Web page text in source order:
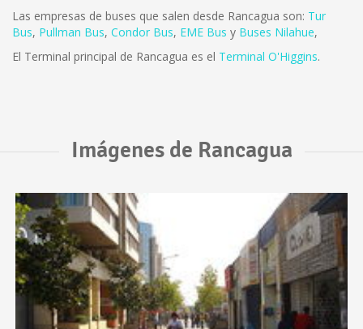
Las empresas de buses que salen desde Rancagua son: Tur
Bus, Pullman Bus, Condor Bus, EME Bus y Buses Nilahue,
El Terminal principal de Rancagua es el Terminal O'Higgins.
Imágenes de Rancagua